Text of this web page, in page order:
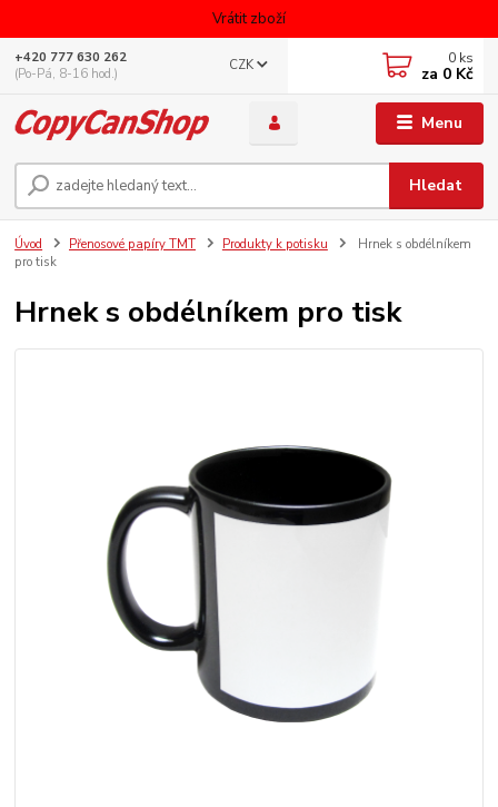
Vrátit zboží
Menu
CZK
Hledat
+420 777 630 262
(Po-Pá, 8-16 hod.)
0 ks
za 0 Kč
Úvod Přenosové papíry TMT Produkty k potisku
Hrnek s obdélníkem
pro tisk
Hrnek s obdélníkem pro tisk